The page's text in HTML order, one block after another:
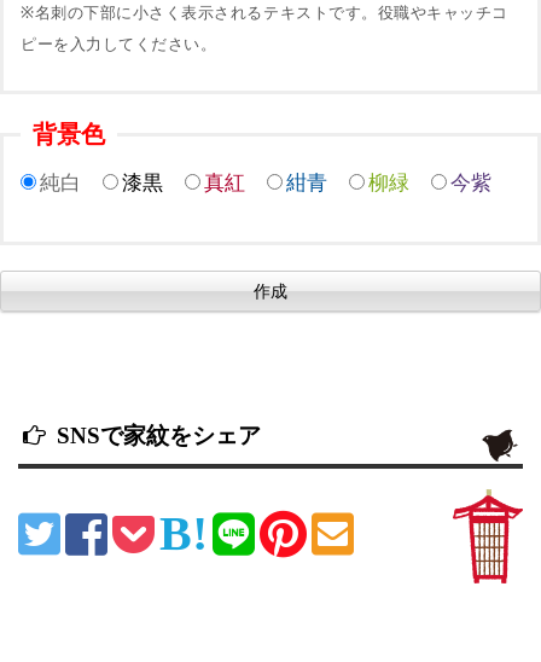
※名刺の下部に小さく表示されるテキストです。役職やキャッチコ
ピーを入力してください。
背景色
純白 漆黒 真紅 紺青 柳緑 今紫
SNSで家紋をシェア